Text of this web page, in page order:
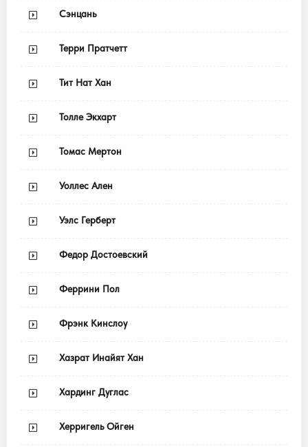
Сэнцань
Терри Пратчетт
Тит Нат Хан
Толле Экхарт
Томас Мертон
Уоллес Ален
Уэлс Герберт
Федор Достоевский
Феррини Пол
Фрэнк Кинслоу
Хазрат Инайят Хан
Хардинг Дуглас
Херригель Ойген